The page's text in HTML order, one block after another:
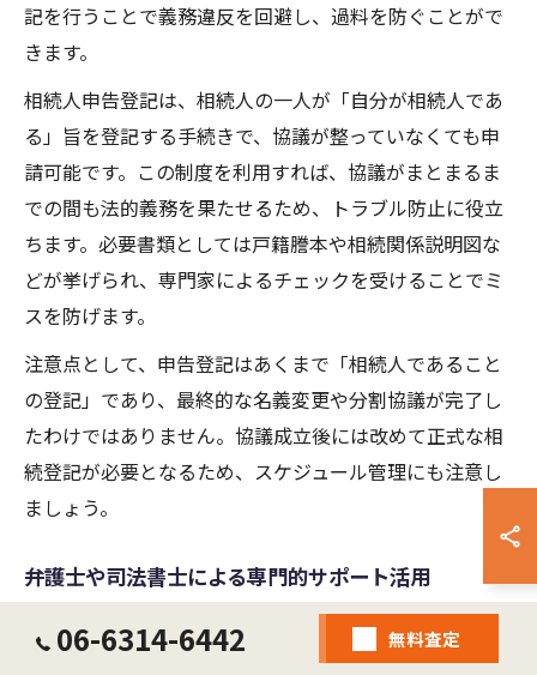
記を行うことで義務違反を回避し、過料を防ぐことがで
きます。
相続人申告登記は、相続人の一人が「自分が相続人であ
る」旨を登記する手続きで、協議が整っていなくても申
請可能です。この制度を利用すれば、協議がまとまるま
での間も法的義務を果たせるため、トラブル防止に役立
ちます。必要書類としては戸籍謄本や相続関係説明図な
どが挙げられ、専門家によるチェックを受けることでミ
スを防げます。
注意点として、申告登記はあくまで「相続人であること
の登記」であり、最終的な名義変更や分割協議が完了し
たわけではありません。協議成立後には改めて正式な相
続登記が必要となるため、スケジュール管理にも注意し
ましょう。
弁護士や司法書士による専門的サポート活用
大阪市で土地の相続を進める際、弁護士や司法書士の専
門的なサポートは不可欠です。複雑な相続関係や法改正
06-6314-6442 無料査定